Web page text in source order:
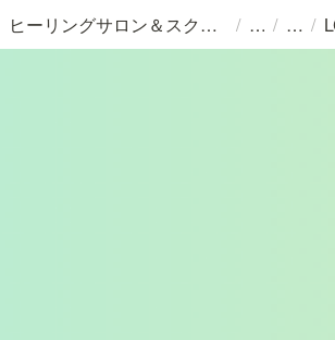
ヒーリングサロン＆スクールLC / / /